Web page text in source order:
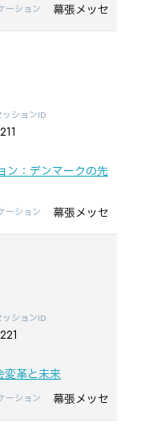
ーション 幕張メッセ
ッションID
ン：デンマークの先
ーション 幕張メッセ
ッションID
変革と未来
ーション 幕張メッセ